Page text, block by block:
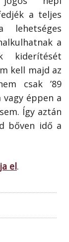
a teljes
lehetséges
a
kiderítését
kell majd az
csak ’89
vagy éppen a
Így aztán
bőven idő a
el.